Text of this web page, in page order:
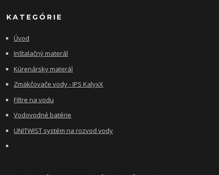
KATEGÓRIE
Úvod
Inštalačný materál
Kúrenársky materál
Zmäkčovače vody - IPS KalyxX
Filtre na vodu
Vodovodné batérie
UNITWIST systém na rozvod vody